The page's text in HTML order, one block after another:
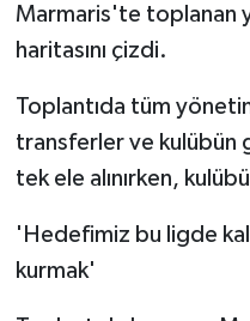
Marmaris'te toplanan
haritasını çizdi.
Toplantıda tüm
transferler ve kulübün
tek ele alınırken,
'Hedefimiz bu ligde
kurmak'